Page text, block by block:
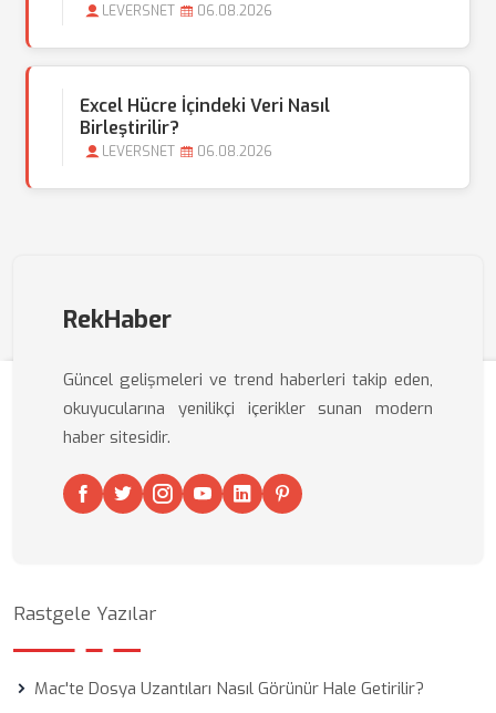
LEVERSNET 06.08.2026
Excel Hücre İçindeki Veri Nasıl
Birleştirilir?
LEVERSNET 06.08.2026
RekHaber
Güncel gelişmeleri ve trend haberleri takip eden,
okuyucularına yenilikçi içerikler sunan modern
haber sitesidir.
Rastgele Yazılar
Mac'te Dosya Uzantıları Nasıl Görünür Hale Getirilir?